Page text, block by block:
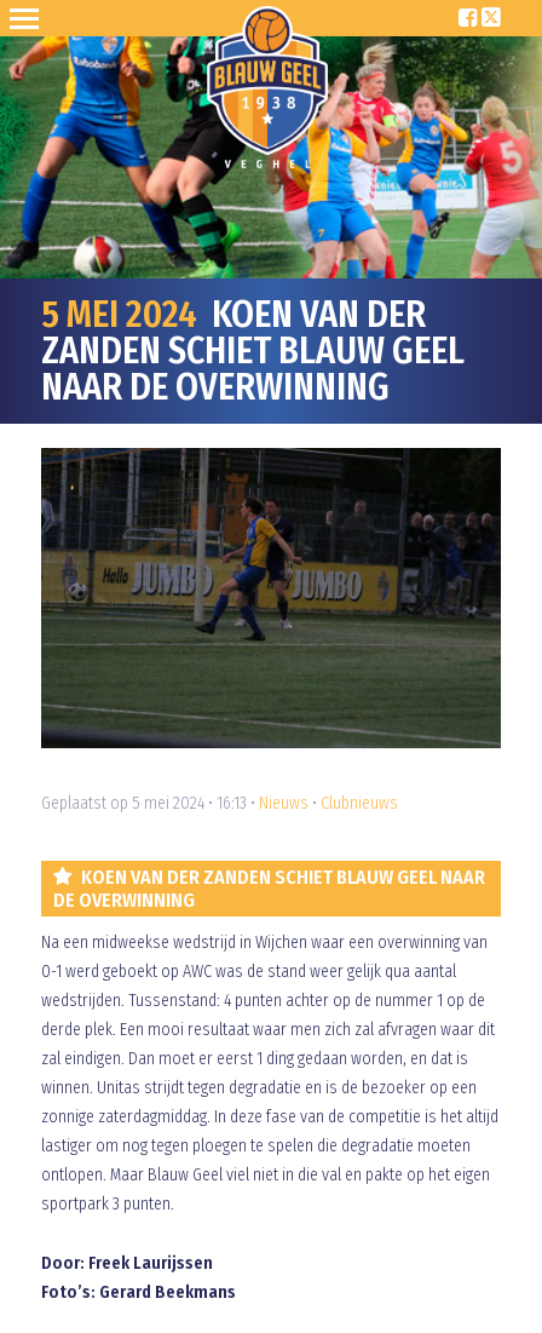
5 MEI 2024 KOEN VAN DER
ZANDEN SCHIET BLAUW GEEL
NAAR DE OVERWINNING
Geplaatst op 5 mei 2024 • 16:13 • Nieuws • Clubnieuws
KOEN VAN DER ZANDEN SCHIET BLAUW GEEL NAAR
DE OVERWINNING
Na een midweekse wedstrijd in Wijchen waar een overwinning van
0-1 werd geboekt op AWC was de stand weer gelijk qua aantal
wedstrijden. Tussenstand: 4 punten achter op de nummer 1 op de
derde plek. Een mooi resultaat waar men zich zal afvragen waar dit
zal eindigen. Dan moet er eerst 1 ding gedaan worden, en dat is
winnen. Unitas strijdt tegen degradatie en is de bezoeker op een
zonnige zaterdagmiddag. In deze fase van de competitie is het altijd
lastiger om nog tegen ploegen te spelen die degradatie moeten
ontlopen. Maar Blauw Geel viel niet in die val en pakte op het eigen
sportpark 3 punten.
Door: Freek Laurijssen
Foto’s: Gerard Beekmans